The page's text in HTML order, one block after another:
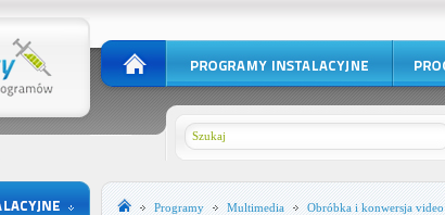
Programy Multimedia Obróbka i konwersja video